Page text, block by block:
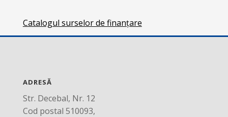
Catalogul surselor de finanțare
ADRESĂ
Str. Decebal, Nr. 12
Cod postal 510093,